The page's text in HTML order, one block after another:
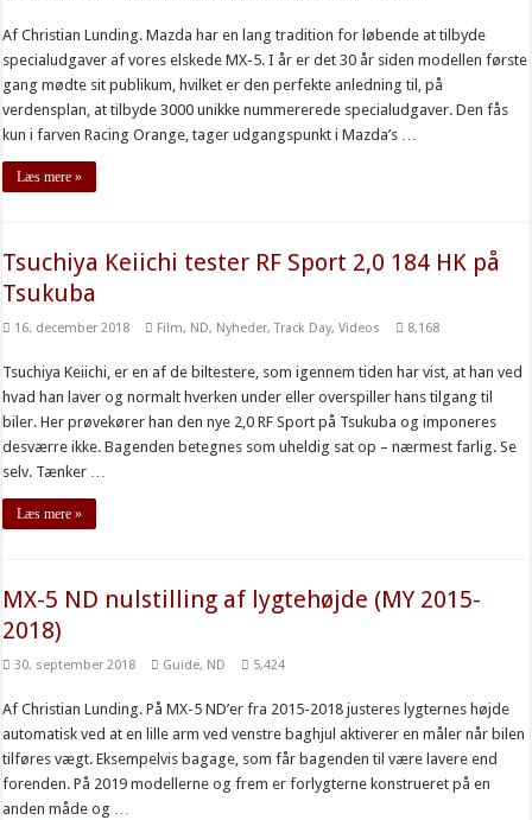
Af Christian Lunding. Mazda har en lang tradition for løbende at tilbyde
specialudgaver af vores elskede MX-5. I år er det 30 år siden modellen første
gang mødte sit publikum, hvilket er den perfekte anledning til, på
verdensplan, at tilbyde 3000 unikke nummererede specialudgaver. Den fås
kun i farven Racing Orange, tager udgangspunkt i Mazda’s …
Læs mere »
Tsuchiya Keiichi tester RF Sport 2,0 184 HK på
Tsukuba
16. december 2018 Film, ND, Nyheder,Track Day,Videos 8,168
Tsuchiya Keiichi, er en af de biltestere, som igennem tiden har vist, at han ved
hvad han laver og normalt hverken under eller overspiller hans tilgang til
biler. Her prøvekører han den nye 2,0 RF Sport på Tsukuba og imponeres
desværre ikke. Bagenden betegnes som uheldig sat op – nærmest farlig. Se
selv. Tænker …
Læs mere »
MX-5 ND nulstilling af lygtehøjde (MY 2015-
2018)
30. september 2018 Guide, ND 5,424
Af Christian Lunding. På MX-5 ND’er fra 2015-2018 justeres lygternes højde
automatisk ved at en lille arm ved venstre baghjul aktiverer en måler når bilen
tilføres vægt. Eksempelvis bagage, som får bagenden til være lavere end
forenden. På 2019 modellerne og frem er forlygterne konstrueret på en
anden måde og …